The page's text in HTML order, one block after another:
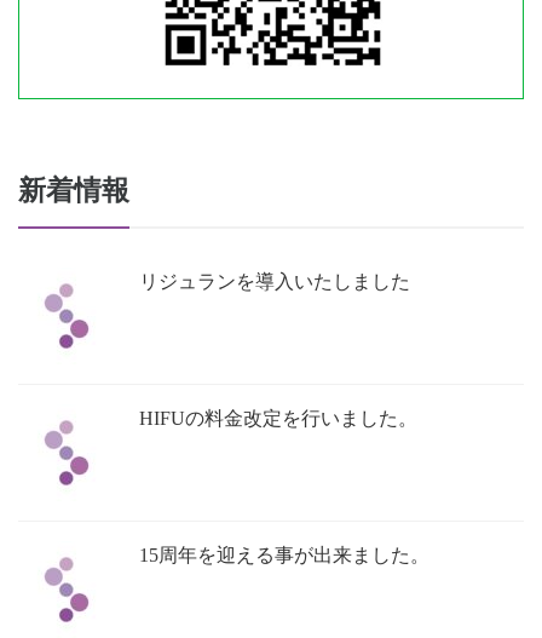
新着情報
リジュランを導入いたしました
HIFUの料金改定を行いました。
15周年を迎える事が出来ました。